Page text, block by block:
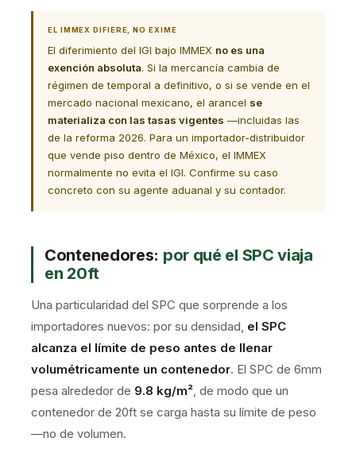
EL IMMEX DIFIERE, NO EXIME
El diferimiento del IGI bajo IMMEX no es una
exención absoluta. Si la mercancía cambia de
régimen de temporal a definitivo, o si se vende en el
mercado nacional mexicano, el arancel se
materializa con las tasas vigentes —incluidas las
de la reforma 2026. Para un importador-distribuidor
que vende piso dentro de México, el IMMEX
normalmente no evita el IGI. Confirme su caso
concreto con su agente aduanal y su contador.
Contenedores: por qué el SPC viaja
en 20ft
Una particularidad del SPC que sorprende a los
importadores nuevos: por su densidad, el SPC
alcanza el límite de peso antes de llenar
volumétricamente un contenedor. El SPC de 6mm
pesa alrededor de 9.8 kg/m², de modo que un
contenedor de 20ft se carga hasta su límite de peso
—no de volumen.